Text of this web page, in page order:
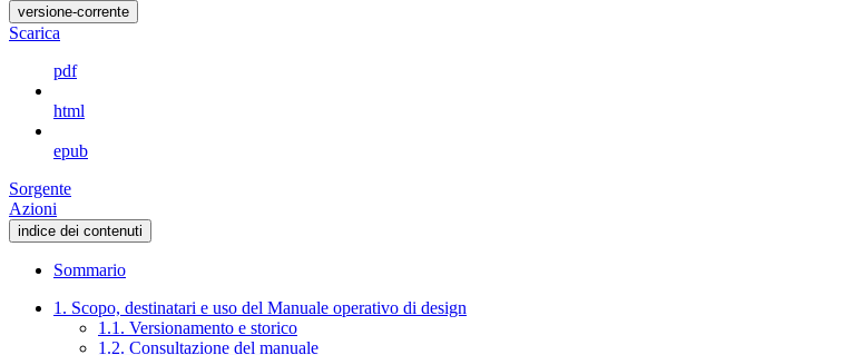
versione-corrente
Scarica
pdf
html
epub
Sorgente
Azioni
indice dei contenuti
Sommario
1. Scopo, destinatari e uso del Manuale operativo di design
1.1. Versionamento e storico
1.2. Consultazione del manuale